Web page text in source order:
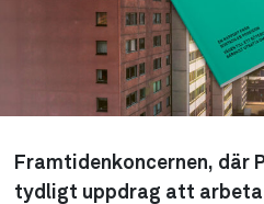
Framtidenkoncernen, där
tydligt uppdrag att